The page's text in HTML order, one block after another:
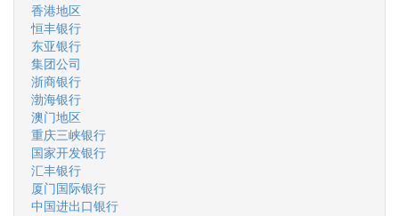
香港地区
恒丰银行
东亚银行
集团公司
浙商银行
渤海银行
澳门地区
重庆三峡银行
国家开发银行
汇丰银行
厦门国际银行
中国进出口银行